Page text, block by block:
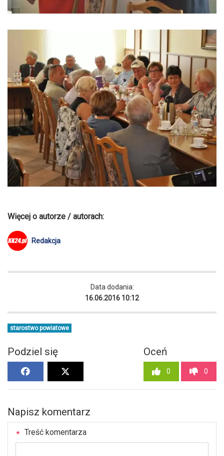
Więcej o autorze / autorach:
Redakcja
Data dodania:
16.06.2016 10:12
starostwo powiatowe
Podziel się Oceń
0 0
Napisz komentarz
Treść komentarza